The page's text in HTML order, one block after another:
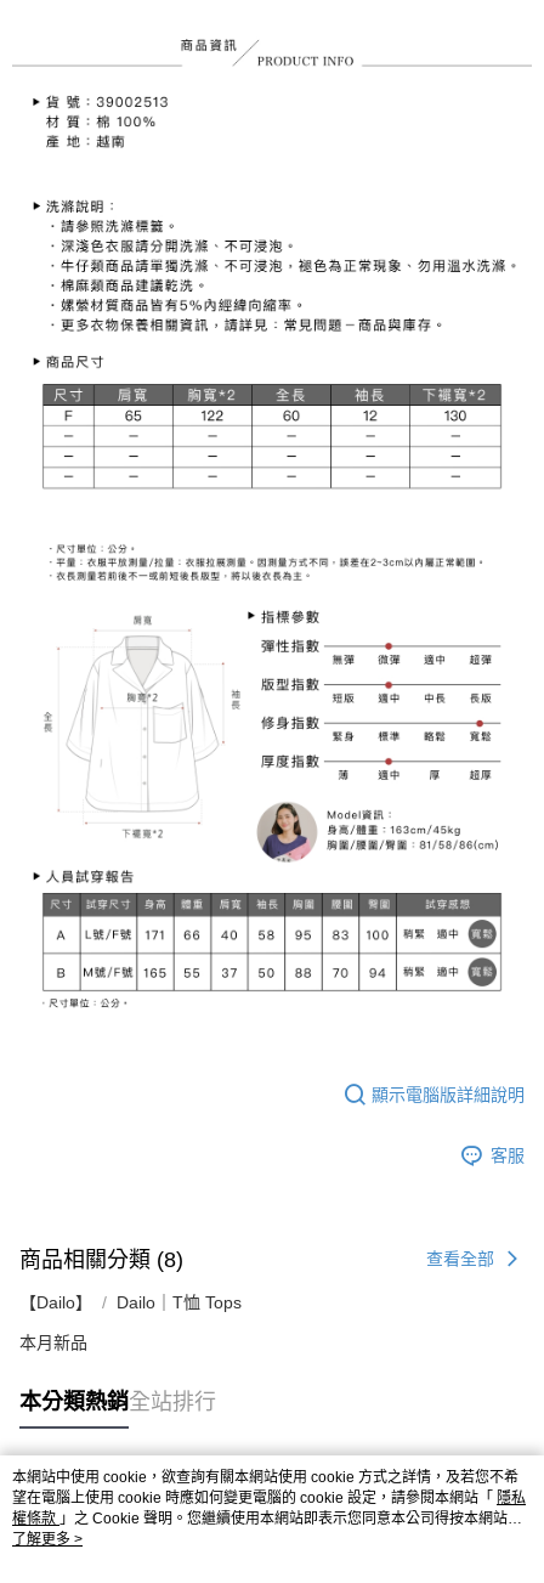
顯示電腦版詳細說明
客服
商品相關分類 (8) 查看全部
【Dailo】 Dailo｜T恤 Tops
本月新品
本分類熱銷全站排行
熱門標籤
本網站中使用 cookie，欲查詢有關本網站使用 cookie 方式之詳情，及若您不希
望在電腦上使用 cookie 時應如何變更電腦的 cookie 設定，請參閱本網站「 隱私
權條款 」之 Cookie 聲明。您繼續使用本網站即表示您同意本公司得按本網站使
用條款之 Cookie 聲明使用 cookie。
了解更多 >